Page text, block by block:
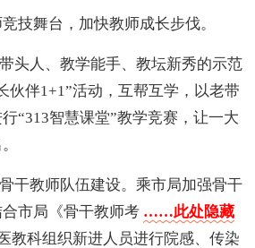
竞技舞台，加快教师成长步伐。
头人、教学能手、教坛新秀的示范
伙伴1+1”活动，互帮互学，以老带
“313智慧课堂”教学竞赛，让一大
干教师队伍建设。乘市局加强骨干
市局《骨干教师考 ……此处隐藏
教科组织新进人员进行院感、传染